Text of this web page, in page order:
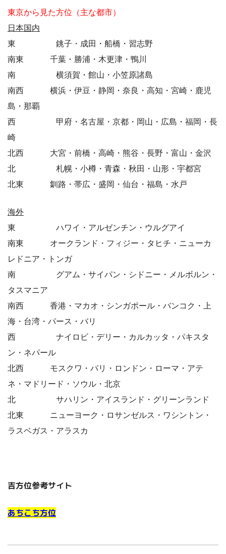
東京から見た方位（主な都市）
日本国内
東 銚子・成田・船橋・習志野
南東 千葉・勝浦・木更津・鴨川
南 横須賀・館山・小笠原諸島
南西 横浜・伊豆・静岡・奈良・高知・宮崎・鹿児
島・那覇
西 甲府・名古屋・京都・岡山・広島・福岡・長
崎
北西 大宮・前橋・高崎・熊谷・長野・富山・金沢
北 札幌・小樽・青森・秋田・山形・宇都宮
北東 釧路・帯広・盛岡・仙台・福島・水戸
海外
東 ハワイ・アルゼンチン・ウルグアイ
南東 オークランド・フィジー・タヒチ・ニューカ
レドニア・トンガ
南 グアム・サイパン・シドニー・メルボルン・
タスマニア
南西 香港・マカオ・シンガポール・バンコク・上
海・台湾・パース・バリ
西 ナイロビ・デリー・カルカッタ・パキスタ
ン・ネパール
北西 モスクワ・パリ・ロンドン・ローマ・アテ
ネ・マドリード・ソウル・北京
北 サハリン・アイスランド・グリーンランド
北東 ニューヨーク・ロサンゼルス・ワシントン・
ラスベガス・アラスカ
吉方位参考サイト
あちこち方位